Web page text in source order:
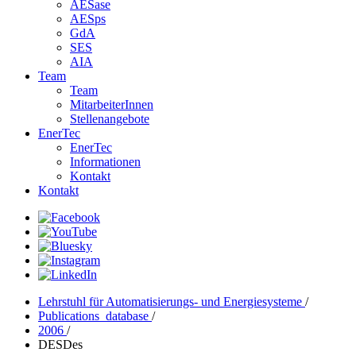
AESase
AESps
GdA
SES
AIA
Team
Team
MitarbeiterInnen
Stellenangebote
EnerTec
EnerTec
Informationen
Kontakt
Kontakt
Lehrstuhl für Automatisierungs- und Energiesysteme /
Publications_database /
2006 /
DESDes